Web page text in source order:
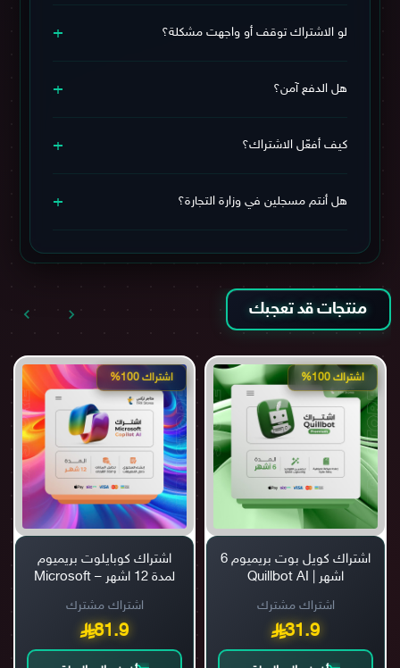
عملية الدفع خلال وقت قصير.
لو الاشتراك توقف أو واجهت مشكلة؟ +
فني مستمر طوال فترة الاشتراك، فلا تقلق.
هل الدفع آمن؟ +
ماستركارد – Apple Pay) 🔒
كيف أفعّل الاشتراك؟ +
وطريقة التفعيل بعد الشراء مباشرة. وفي حال احتجت أي
هل أنتم مسجلين في وزارة التجارة؟ +
الأعمال السعودية، ويمكنك التحقق من ذلك عبر المعلومات
منتجات قد تعجبك
اشتراك 100%
اشتراك كويل بوت بريميوم 6
اشهر | Quillbot AI
اشتراك مشترك
31.9
اشتراك 100%
اشتراك كوبايلوت بريميوم
لمدة 12 اشهر – Microsoft
اشتراك مشترك
81.9